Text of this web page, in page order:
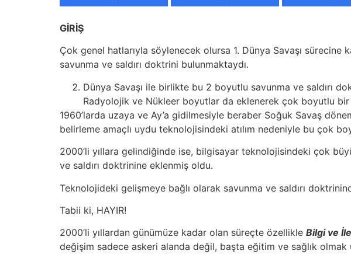
GİRİŞ
Çok genel hatlarıyla söylenecek olursa 1. Dünya Savaşı
savunma ve saldırı doktrini bulunmaktaydı.
Dünya Savaşı ile birlikte bu 2 boyutlu savunma ve saldırı
Radyolojik ve Nükleer boyutlar da eklenerek çok boyutlu bir
1960’larda uzaya ve Ay’a gidilmesiyle beraber Soğuk Savaş
belirleme amaçlı uydu teknolojisindeki atılım nedeniyle bu çok
2000’li yıllara gelindiğinde ise, bilgisayar teknolojisindeki çok
ve saldırı doktrinine eklenmiş oldu.
Teknolojideki gelişmeye bağlı olarak savunma ve saldırı
Tabii ki, HAYIR!
2000’li yıllardan günümüze kadar olan süreçte özellikle Bilgi ve
değişim sadece askeri alanda değil, başta eğitim ve sağlık olmak